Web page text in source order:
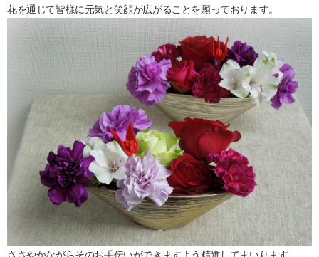
花を通じて皆様に元気と笑顔が広がることを願っております。